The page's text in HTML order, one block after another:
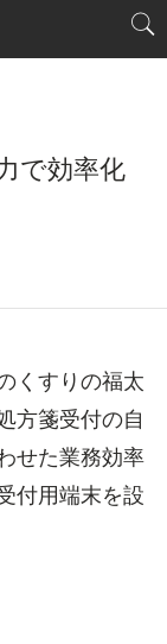
で効率化
くすりの福太
方箋受付の自
せた業務効率
付用端末を設